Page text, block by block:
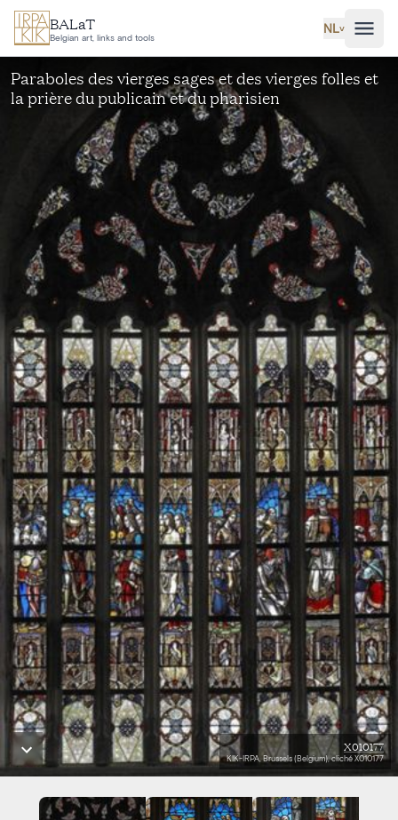
Ga naar hoofdinhoud
BALaT
Belgian art, links and tools
NL˅
Paraboles des vierges sages et des vierges folles et
la prière du publicain et du pharisien
X010177
KIK-IRPA, Brussels (Belgium), cliché X010177